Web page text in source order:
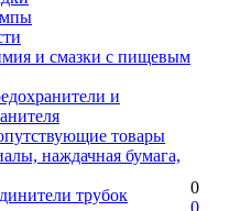
и смазки с пищевым
и
товары
наждачная бумага,
трубок
0
0